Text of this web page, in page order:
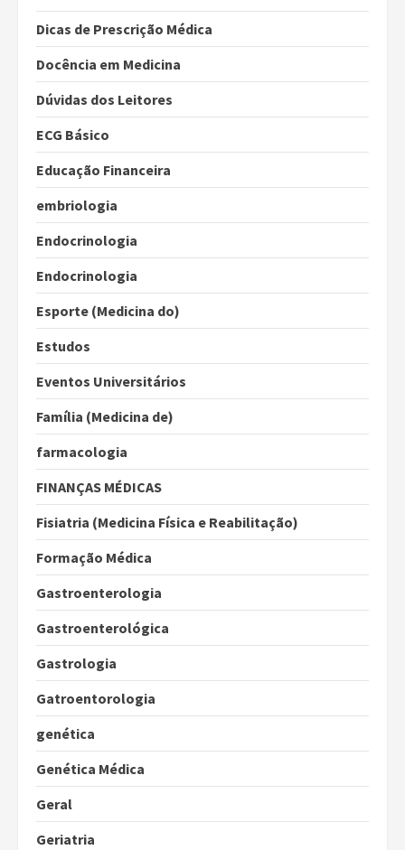
Dicas de Prescrição Médica
Docência em Medicina
Dúvidas dos Leitores
ECG Básico
Educação Financeira
embriologia
Endocrinologia
Endocrinologia
Esporte (Medicina do)
Estudos
Eventos Universitários
Família (Medicina de)
farmacologia
FINANÇAS MÉDICAS
Fisiatria (Medicina Física e Reabilitação)
Formação Médica
Gastroenterologia
Gastroenterológica
Gastrologia
Gatroentorologia
genética
Genética Médica
Geral
Geriatria